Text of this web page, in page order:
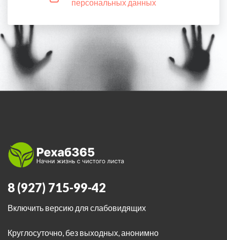
персональных данных
8 (927) 715-99-42
Включить версию для слабовидящих
Круглосуточно, без выходных, анонимно